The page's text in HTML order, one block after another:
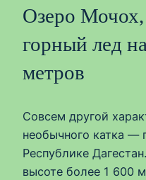
Озеро Мочох,
горный лед
метров
Совсем другой
необычного катка —
Республике
высоте более 1 600